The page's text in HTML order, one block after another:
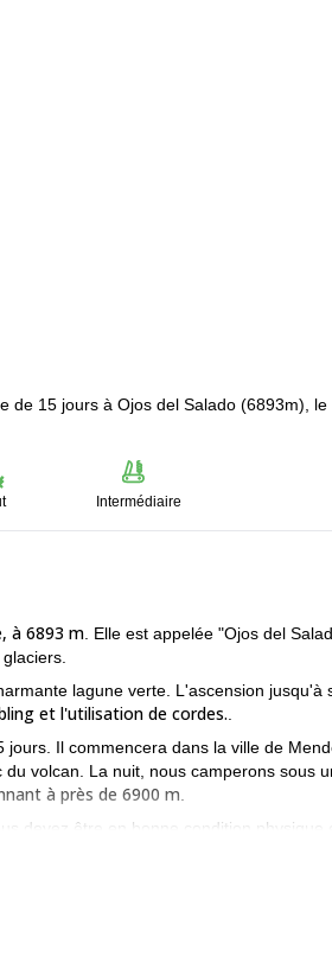
de 15 jours à Ojos del Salado (6893m), le
Intermédiaire
à 6893 m . Elle est appelée "Ojos del
lagune verte. L'ascension jusqu'à
et l'utilisation de cordes.
Il commencera dans la ville de
volcan. La nuit, nous camperons sous
à près de 6900 m
devez être en bonne condition physique